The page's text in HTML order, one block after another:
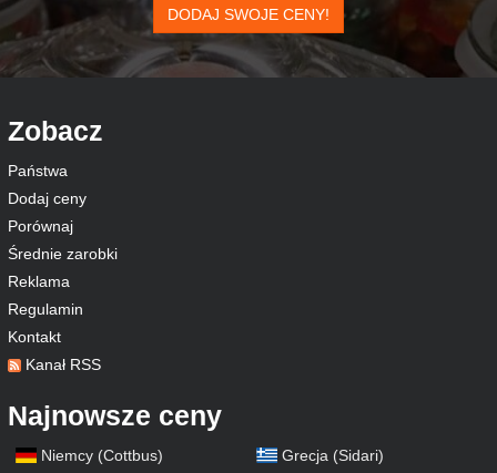
DODAJ SWOJE CENY!
Zobacz
Państwa
Dodaj ceny
Porównaj
Średnie zarobki
Reklama
Regulamin
Kontakt
Kanał RSS
Najnowsze ceny
Niemcy (Cottbus)
Grecja (Sidari)